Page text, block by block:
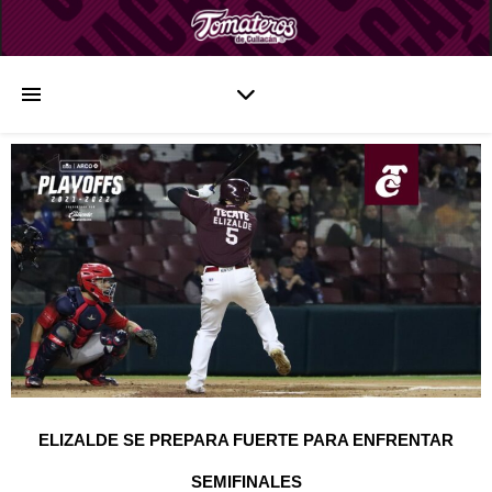
ELIZALDE SE PREPARA FUERTE PARA ENFRENTAR
SEMIFINALES